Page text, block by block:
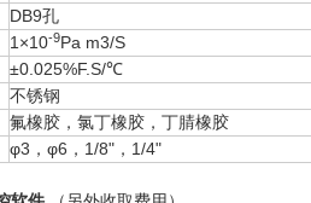
DB9孔
1×10-9Pa m3/S
±0.025%F.S/℃
不锈钢
氟橡胶，氯丁橡胶，丁腈橡胶
φ3，φ6，1/8"，1/4"